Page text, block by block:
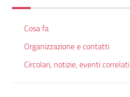
Cosa fa
Organizzazione e contatti
Circolari, notizie, eventi correlati